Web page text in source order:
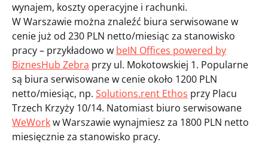
wynajem, koszty operacyjne i rachunki.
W Warszawie można znaleźć biura serwisowane w
cenie już od 230 PLN netto/miesiąc za stanowisko
pracy – przykładowo w beIN Offices powered by
BiznesHub Zebra przy ul. Mokotowskiej 1. Popularne
są biura serwisowane w cenie około 1200 PLN
netto/miesiąc, np. Solutions.rent Ethos przy Placu
Trzech Krzyży 10/14. Natomiast biuro serwisowane
WeWorkw Warszawie wynajmiesz za 1800 PLN netto
miesięcznie za stanowisko pracy.